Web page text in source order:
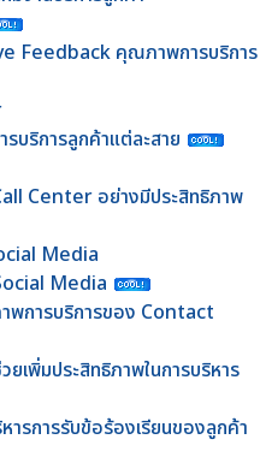
Feedback คุณภาพการบริการ
รบริการลูกค้าแต่ละสาย
Center อย่างมีประสิทธิภาพ
Media
Media
การบริการของ Contact
พิ่มประสิทธิภาพในการบริหาร
รการรับข้อร้องเรียนของลูกค้า